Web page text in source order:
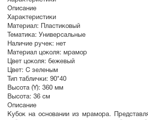
Описание
Характеристики
Материал: Пластиковый
Тематика: Универсальные
Наличие ручек: нет
Материал цоколя: мрамор
Цвет цоколя: бежевый
Цвет: С зеленым
Тип таблички: 90*40
Высота (Y): 360 мм
Высота: 36 см
Описание
Кубок на основании из мрамора.